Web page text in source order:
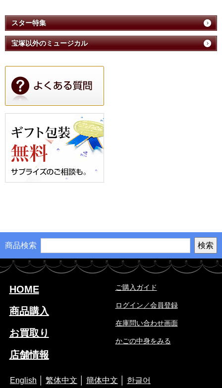
スター特集
宝塚以外のミュージカル
商品検索
HOME
商品購入
お買取り
店舗情報
ご購入ガイド
ログイン／会員登録
在庫問い合わせ画面
かごの中身をみる
English 繁体中文 簡体中文 한글어